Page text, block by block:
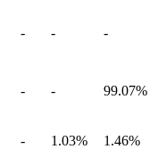
- - -
- - 99.07%
- 1.03% 1.46%